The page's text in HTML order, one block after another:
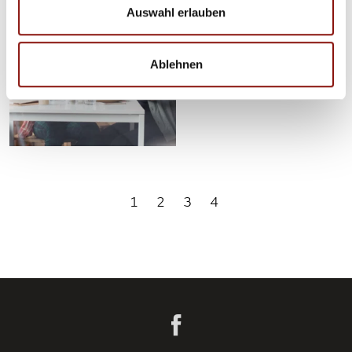
Auswahl erlauben
Ablehnen
to go to eat cake and
sip drinks?
1 2 3 4